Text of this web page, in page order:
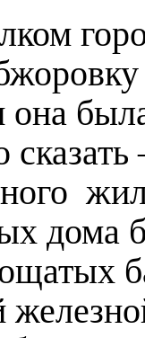
дома